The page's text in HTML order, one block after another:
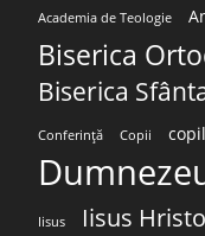
Academia de Teologie
Biserica
Biserica
Conferință Copii copil
Iisus Iisus